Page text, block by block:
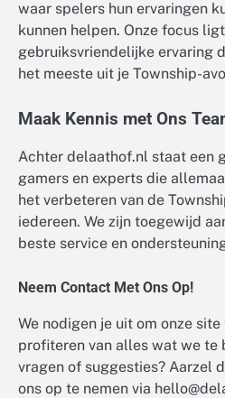
waar spelers hun ervaringen
kunnen helpen. Onze focus
gebruiksvriendelijke ervaring
het meeste uit je Township-
Maak Kennis met Ons
Achter delaathof.nl staat een
gamers en experts die
het verbeteren van de
iedereen. We zijn toegewijd
beste service en
Neem Contact Met Ons Op!
We nodigen je uit om onze
profiteren van alles wat we te
vragen of suggesties? Aarzel
ons op te nemen via